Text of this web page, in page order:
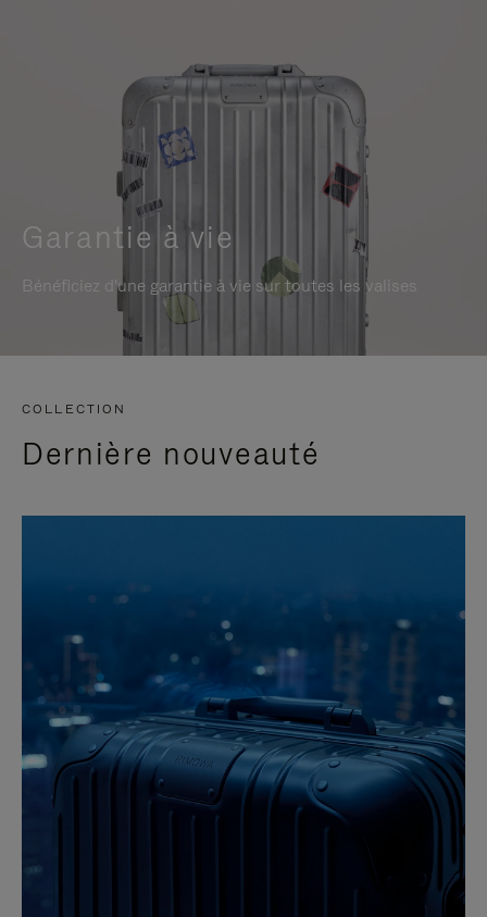
Garantie à vie
Bénéficiez d'une garantie à vie sur toutes les valises
COLLECTION
Dernière nouveauté